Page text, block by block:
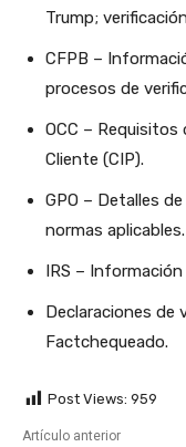
Trump;
CFPB –
procesos de
OCC –
Cliente (CIP).
GPO – Detalles
normas aplicables.
IRS –
Declaraciones de
Factchequeado.
Post Views: 959
Artículo anterior